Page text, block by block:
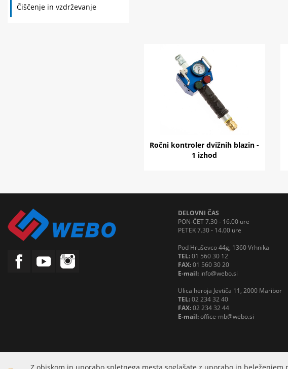
Čiščenje in vzdrževanje
Ročni kontroler dvižnih blazin -
1 izhod
DELOVNI ČAS
PON-ČET 7.30 - 16.00 ure
PETEK 7.30 - 14.00 ure
Pod Hruševco 44g, 1360 Vrhnika
TEL:01 560 30 12
FAX:01 560 30 20
E-mail: info@webo.si
Ulica heroja Jevtiča 11, 2000 Maribor
TEL:02 234 32 40
FAX:02 234 32 44
E-mail:office-mb@webo.si